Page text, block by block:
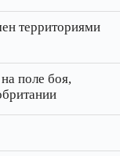
территориями
поле боя,